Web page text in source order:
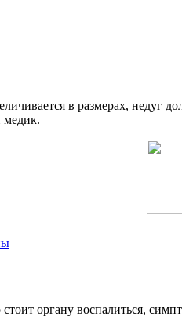
в размерах, недуг
медик.
органу воспалиться,